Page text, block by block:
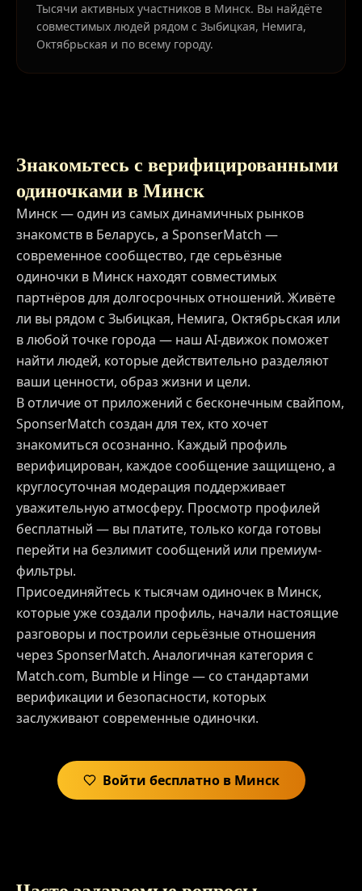
Тысячи активных участников в Минск. Вы найдёте
совместимых людей рядом с Зыбицкая, Немига,
Октябрьская и по всему городу.
Знакомьтесь с верифицированными
одиночками в Минск
Минск — один из самых динамичных рынков
знакомств в Беларусь, а SponserMatch —
современное сообщество, где серьёзные
одиночки в Минск находят совместимых
партнёров для долгосрочных отношений. Живёте
ли вы рядом с Зыбицкая, Немига, Октябрьская или
в любой точке города — наш AI-движок поможет
найти людей, которые действительно разделяют
ваши ценности, образ жизни и цели.
В отличие от приложений с бесконечным свайпом,
SponserMatch создан для тех, кто хочет
знакомиться осознанно. Каждый профиль
верифицирован, каждое сообщение защищено, а
круглосуточная модерация поддерживает
уважительную атмосферу. Просмотр профилей
бесплатный — вы платите, только когда готовы
перейти на безлимит сообщений или премиум-
фильтры.
Присоединяйтесь к тысячам одиночек в Минск,
которые уже создали профиль, начали настоящие
разговоры и построили серьёзные отношения
через SponserMatch. Аналогичная категория с
Match.com, Bumble и Hinge — со стандартами
верификации и безопасности, которых
заслуживают современные одиночки.
Войти бесплатно в Минск